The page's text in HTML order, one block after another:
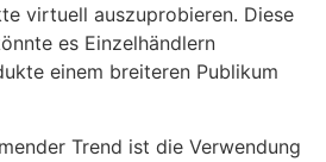
virtuell auszuprobieren. Diese
es Einzelhändlern
einem breiteren Publikum
Trend ist die Verwendung